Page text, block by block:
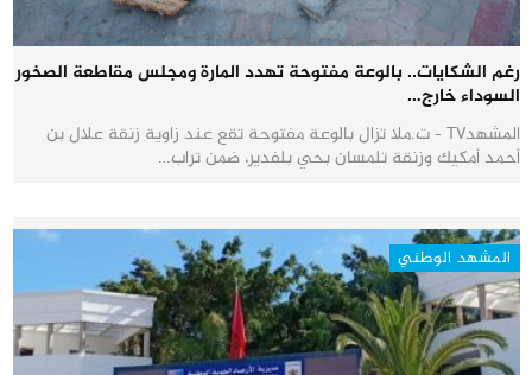
رغم الشكايات.. بالوعة مفتوحة تهدد المارة ومجلس مقاطعة الصخور
السوداء خارج…
المشهدTV - ت.ملا تزال بالوعة مفتوحة تقع عند زاوية زنقة علال بن
أحمد أمكيك وزنقة تلمسان بحي بلفدير، ضمن تراب…
المشهد الوطني